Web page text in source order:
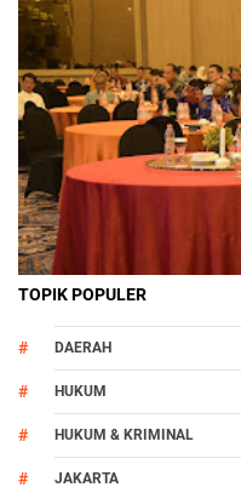
TOPIK POPULER
DAERAH
HUKUM
HUKUM & KRIMINAL
JAKARTA